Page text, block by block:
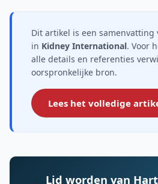
Dit artikel is een
in Kidney International. Voor
alle details en referenties
oorspronkelijke bron.
Lees het volledige
Lid worden van